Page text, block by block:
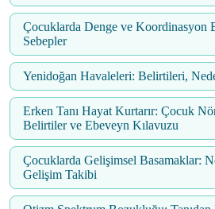
Çocuklarda Denge ve Koordinasyon
Sebepler
Yenidoğan Havaleleri: Belirtileri,
Erken Tanı Hayat Kurtarır: Çocuk
Belirtiler ve Ebeveyn Kılavuzu
Çocuklarda Gelişimsel Basamaklar:
Gelişim Takibi